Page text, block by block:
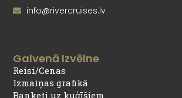
Galvenā Izvēlne
Reisi/Cenas
Izmaiņas grafikā
Banketi uz kuģīšiem
info@rivercruises.lv